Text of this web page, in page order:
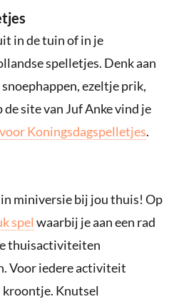
in de tuin of in je
spelletjes. Denk aan
ezeltje prik,
site van Juf Anke vind je
Koningsdagspelletjes.
miniversie bij jou thuis! Op
spel waarbij je aan een rad
thuisactiviteiten
Voor iedere activiteit
kroontje. Knutsel